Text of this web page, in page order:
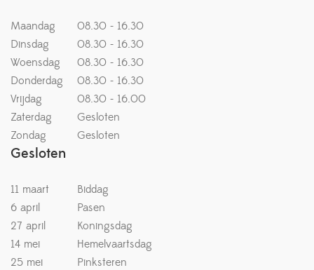
Maandag
08.30 - 16.30
Dinsdag
08.30 - 16.30
Woensdag
08.30 - 16.30
Donderdag
08.30 - 16.30
Vrijdag
08.30 - 16.00
Zaterdag
Gesloten
Zondag
Gesloten
Gesloten
11 maart
Biddag
6 april
Pasen
27 april
Koningsdag
14 mei
Hemelvaartsdag
25 mei
Pinksteren